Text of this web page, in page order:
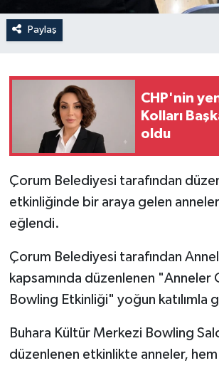
Paylaş
CHP'nin
Kolları
oldu
Çorum Belediyesi tarafından
etkinliğinde bir araya gelen
eğlendi.
Çorum Belediyesi tarafından
kapsamında düzenlenen "Anneler
Bowling Etkinliği" yoğun katılımla
Buhara Kültür Merkezi Bowling
düzenlenen etkinlikte anneler,